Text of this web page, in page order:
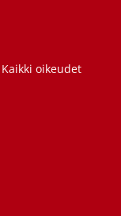
oikeudet